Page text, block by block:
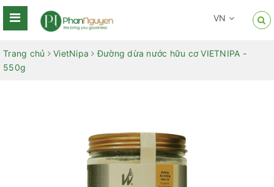
VN
Trang chủ VietNipa
Đường dừa nước hữu cơ VIETNIPA -
550g